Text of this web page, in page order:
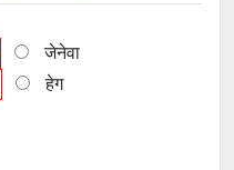
जेनेवा
हेग